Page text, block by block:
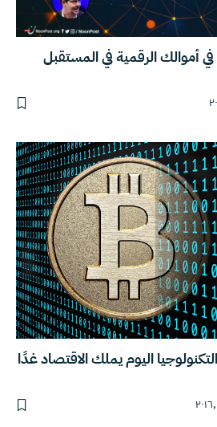
اليوم يملك الاقتصاد غدًا